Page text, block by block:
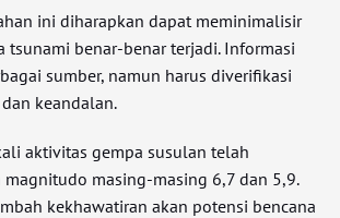
ini diharapkan dapat meminimalisir
tsunami benar-benar terjadi. Informasi
sumber, namun harus diverifikasi
keandalan.
aktivitas gempa susulan telah
masing-masing 6,7 dan 5,9.
kekhawatiran akan potensi bencana